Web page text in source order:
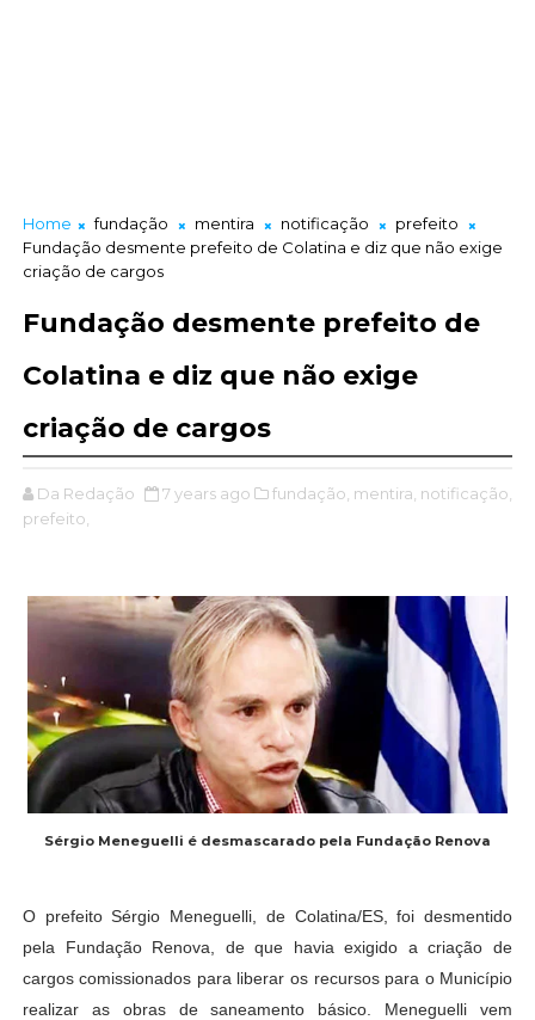
Home fundação mentira notificação
prefeito
Fundação desmente prefeito de Colatina e diz que não exige
criação de cargos
Fundação desmente prefeito de
Colatina e diz que não exige
criação de cargos
Da Redação 7 years ago fundação, mentira, notificação,
prefeito,
Sérgio Meneguelli é desmascarado pela Fundação Renova
O prefeito Sérgio Meneguelli, de Colatina/ES, foi desmentido
pela Fundação Renova, de que havia exigido a criação de
cargos comissionados para liberar os recursos para o Município
realizar as obras de saneamento básico. Meneguelli vem